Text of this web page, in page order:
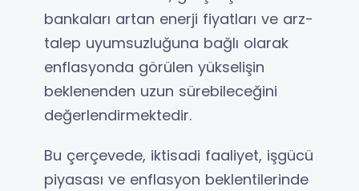
bankaları artan enerji fiyatları ve arz-
talep uyumsuzluğuna bağlı olarak
enflasyonda görülen yükselişin
beklenenden uzun sürebileceğini
değerlendirmektedir.
Bu çerçevede, iktisadi faaliyet, işgücü
piyasası ve enflasyon beklentilerinde